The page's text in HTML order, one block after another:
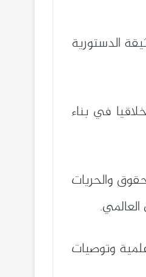
الدستورية
باعتباره مرجعا تاريخيا وأخلاقيا في بناء
والحريات
وتوصيات